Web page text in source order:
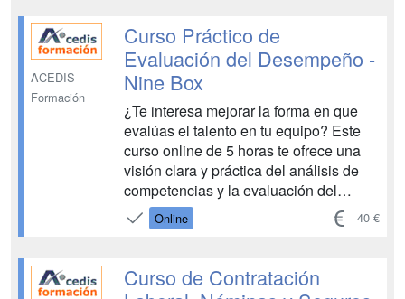
sino que es una responsabilidad...
ACEDIS
Formación
Curso Práctico de
Evaluación del Desempeño -
Nine Box
¿Te interesa mejorar la forma en que
evalúas el talento en tu equipo? Este
curso online de 5 horas te ofrece una
visión clara y práctica del análisis de
competencias y la evaluación del
desempeño, con especial atención a la
aplicación de la matriz Nine Box, una
talento. Aprenderás a identificar...
Online 40 €
Curso de Contratación